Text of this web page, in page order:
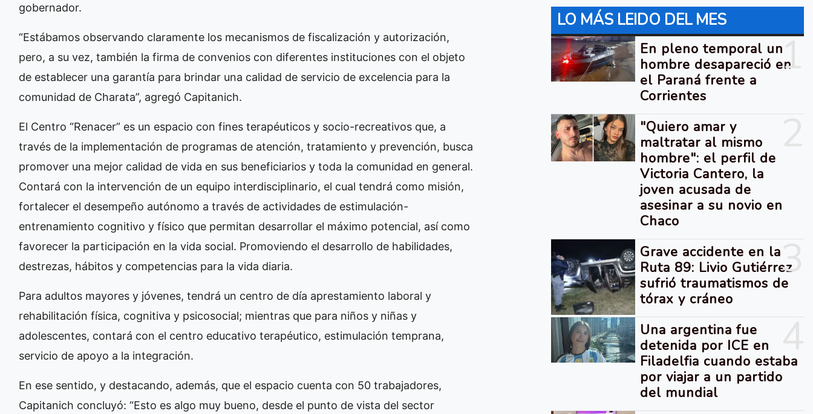
gobernador.
“Estábamos observando claramente los mecanismos de fiscalización y autorización,
pero, a su vez, también la firma de convenios con diferentes instituciones con el objeto
de establecer una garantía para brindar una calidad de servicio de excelencia para la
comunidad de Charata”, agregó Capitanich.
El Centro “Renacer” es un espacio con fines terapéuticos y socio-recreativos que, a
través de la implementación de programas de atención, tratamiento y prevención, busca
promover una mejor calidad de vida en sus beneficiarios y toda la comunidad en general.
Contará con la intervención de un equipo interdisciplinario, el cual tendrá como misión,
fortalecer el desempeño autónomo a través de actividades de estimulación-
entrenamiento cognitivo y físico que permitan desarrollar el máximo potencial, así como
favorecer la participación en la vida social. Promoviendo el desarrollo de habilidades,
destrezas, hábitos y competencias para la vida diaria.
Para adultos mayores y jóvenes, tendrá un centro de día aprestamiento laboral y
rehabilitación física, cognitiva y psicosocial; mientras que para niños y niñas y
adolescentes, contará con el centro educativo terapéutico, estimulación temprana,
servicio de apoyo a la integración.
En ese sentido, y destacando, además, que el espacio cuenta con 50 trabajadores,
Capitanich concluyó: “Esto es algo muy bueno, desde el punto de vista del sector
LO MÁS LEIDO DEL MES
1
En pleno temporal un
hombre desapareció en
el Paraná frente a
Corrientes
"Quiero amar y
maltratar al mismo
hombre": el perfil de
Victoria Cantero, la
joven acusada de
asesinar a su novio en
Chaco
3
Grave accidente en la
Ruta 89: Livio Gutiérrez
sufrió traumatismos de
tórax y cráneo
Una argentina fue
detenida por ICE en
Filadelfia cuando estaba
por viajar a un partido
del mundial